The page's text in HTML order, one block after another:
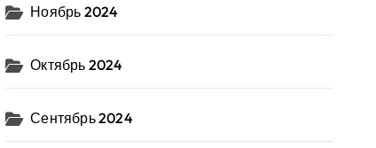
Ноябрь 2024
Октябрь 2024
Сентябрь 2024